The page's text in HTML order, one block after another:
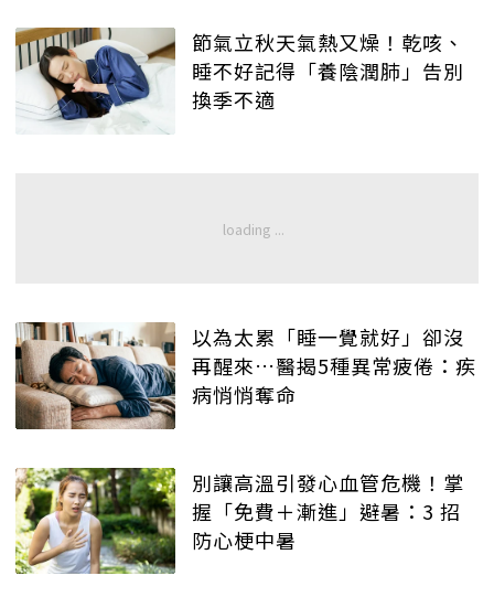
節氣立秋天氣熱又燥！乾咳、
睡不好記得「養陰潤肺」告別
換季不適
以為太累「睡一覺就好」卻沒
再醒來…醫揭5種異常疲倦：疾
病悄悄奪命
別讓高溫引發心血管危機！掌
握「免費＋漸進」避暑：3 招
防心梗中暑